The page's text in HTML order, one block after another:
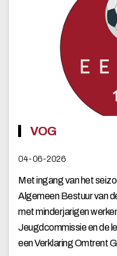
VOG
04-06-2026
Met ingang van het
Algemeen Bestuur van
met minderjarigen
Jeugdcommissie en de
een Verklaring Omtrent